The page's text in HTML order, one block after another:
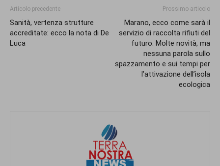
Articolo precedente
Sanità, vertenza strutture
accreditate: ecco la nota di De
Luca
Prossimo articolo
Marano, ecco come sarà il
servizio di raccolta rifiuti del
futuro. Molte novità, ma
nessuna parola sullo
spazzamento e sui tempi per
l’attivazione dell’isola
ecologica